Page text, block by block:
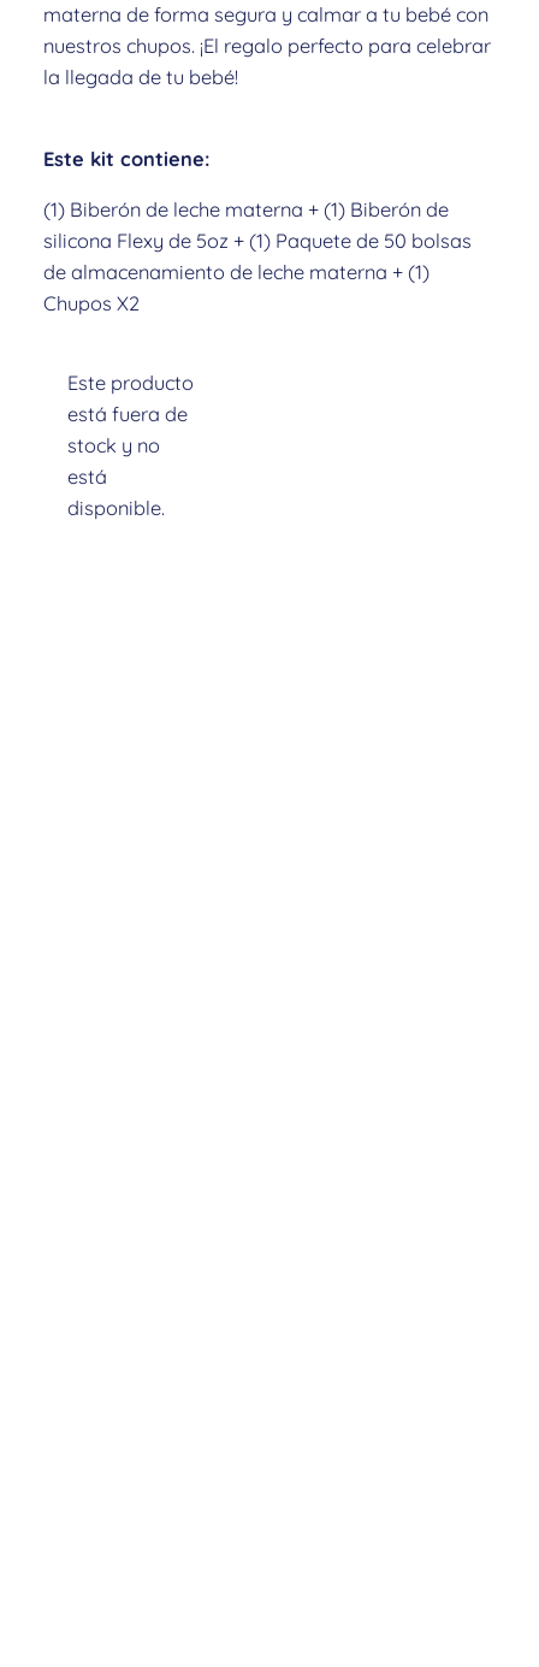
materna de forma segura y calmar a tu bebé con
nuestros chupos. ¡El regalo perfecto para celebrar
la llegada de tu bebé!
Este kit contiene:
(1) Biberón de leche materna + (1) Biberón de
silicona Flexy de 5oz + (1) Paquete de 50 bolsas
de almacenamiento de leche materna + (1)
Chupos X2
Este producto
está fuera de
stock y no
está
disponible.
Descripción